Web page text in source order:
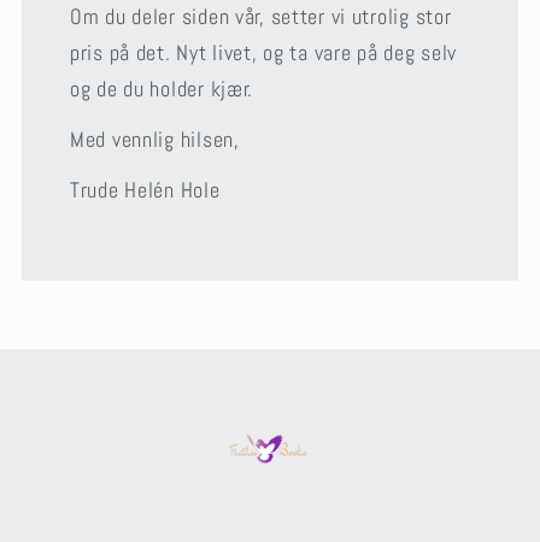
Om du deler siden vår, setter vi utrolig stor
pris på det. Nyt livet, og ta vare på deg selv
og de du holder kjær.
Med vennlig hilsen,
Trude Helén Hole